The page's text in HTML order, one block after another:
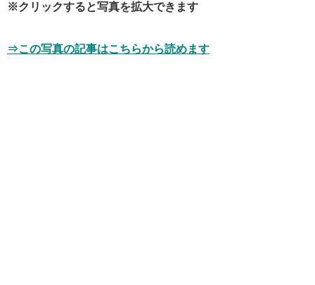
※クリックすると写真を拡大できます
⇒この写真の記事はこちらから読めます